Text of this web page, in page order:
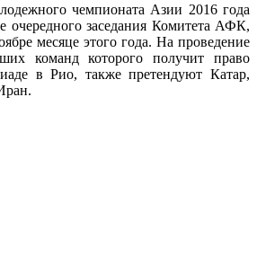
чемпионата Азии 2016 года
очередного заседания Комитета АФК,
месяце этого года. На проведение
команд которого получит право
в Рио, также претендуют Катар,